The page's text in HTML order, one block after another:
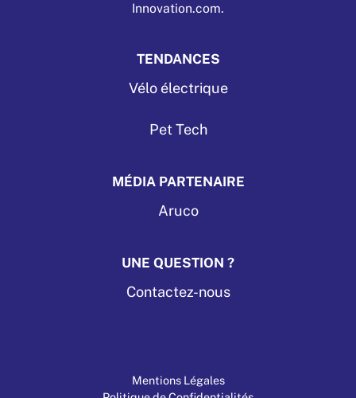
Innovation.com.
TENDANCES
Vélo électrique
Pet Tech
MÉDIA PARTENAIRE
Aruco
UNE QUESTION ?
Contactez-nous
Mentions Légales